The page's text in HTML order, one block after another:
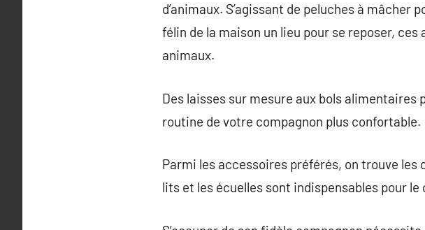
d’animaux. S’agissant de peluches à
félin de la maison un lieu pour se reposer,
animaux.
Des laisses sur mesure aux bols
routine de votre compagnon plus confortable.
Parmi les accessoires préférés, on trouve les
lits et les écuelles sont indispensables pour